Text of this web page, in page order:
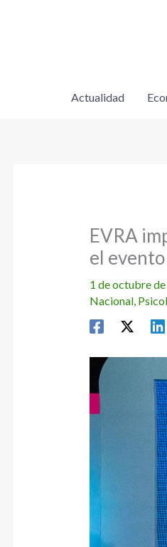
Actualidad
EVRA
el
1 de octubre
Nacional,